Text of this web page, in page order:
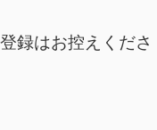
録はお控えくださ